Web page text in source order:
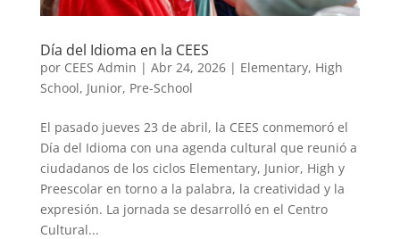
Día del Idioma en la CEES
por CEES Admin | Abr 24, 2026| Elementary, High
School, Junior, Pre-School
El pasado jueves 23 de abril, la CEES conmemoró el
Día del Idioma con una agenda cultural que reunió a
ciudadanos de los ciclos Elementary, Junior, High y
Preescolar en torno a la palabra, la creatividad y la
expresión. La jornada se desarrolló en el Centro
Cultural...